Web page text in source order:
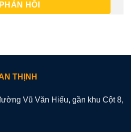
THỊNH
Vũ Văn Hiếu, gần khu Cột 8,